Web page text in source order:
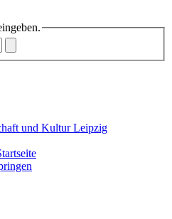
und Kultur Leipzig